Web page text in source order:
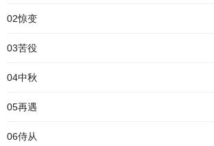
02惊变
03苦役
04中秋
05再遇
06侍从